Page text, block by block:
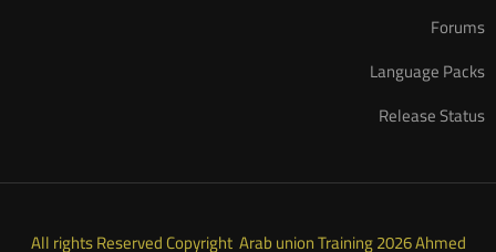
Forums
Language Packs
Release Status
All rights Reserved Copyright Arab union Training 2026 Ahmed